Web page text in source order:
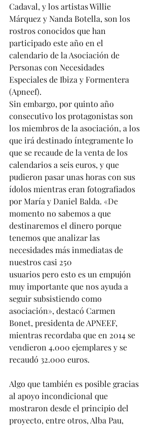
Cadaval, y los artistas Willie
Márquez y Nanda Botella, son los
rostros conocidos que han
participado este año en el
calendario de la Asociación de
Personas con Necesidades
Especiales de Ibiza y Formentera
(Apneef).
Sin embargo, por quinto año
consecutivo los protagonistas son
los miembros de la asociación, a los
que irá destinado íntegramente lo
que se recaude de la venta de los
calendarios a seis euros, y que
pudieron pasar unas horas con sus
ídolos mientras eran fotografiados
por María y Daniel Balda. «De
momento no sabemos a que
destinaremos el dinero porque
tenemos que analizar las
necesidades más inmediatas de
nuestros casi 250
usuarios pero esto es un empujón
muy importante que nos ayuda a
seguir subsistiendo como
asociación», destacó Carmen
Bonet, presidenta de APNEEF,
mientras recordaba que en 2014 se
vendieron 4.000 ejemplares y se
recaudó 32.000 euros.
Algo que también es posible gracias
al apoyo incondicional que
mostraron desde el principio del
proyecto, entre otros, Alba Pau,